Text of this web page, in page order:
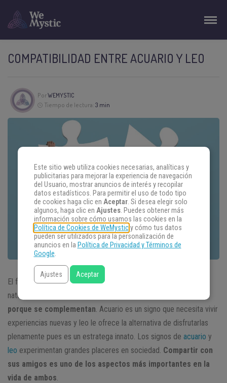
COMPATIBILIDAD ENTRE ACUARIO Y LEO
PorWEMYSTIC
Tiempo de lectura: 3 min
El fuego de leo se expande ante el soplo de acuario y su
naturaleza de aire.
porque se complementan . Acuario es un signo que necesita vivir
experiencias nuevas y leo le ofrece la alternativa de disfrutarlas
plenamente pues es un estratega innato. Los signos de acuario y
leo experimentan grandes placeres en sociedad. Compartir con
sus amigos es uno de los aspectos más importantes en la
vida de ambos
Este sitio web utiliza cookies necesarias, analíticas y
publicitarias para mejorar la experiencia de navegación
del Usuario, mostrar anuncios de interés y recopilar
datos estadísticos. Para permitir el uso de todo tipo
de cookies haga clic en Aceptar. Si desea elegir solo
algunos, haga clic en Ajustes. Puedes obtener más
información sobre cómo usamos las cookies en la
Política de Cookies de WeMysticy cómo tus datos
pueden ser utilizados para la personalización de
anuncios en la Política de Privacidad y Términos de
Google.
Ajustes Aceptar